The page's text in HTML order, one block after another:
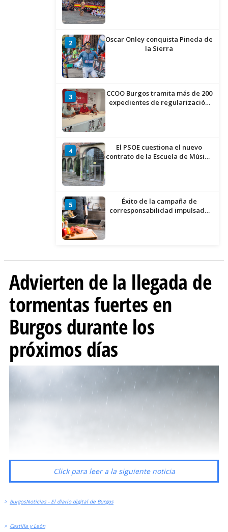
2
Oscar Onley conquista Pineda de
la Sierra
3
CCOO Burgos tramita más de 200
expedientes de regularización
4
El PSOE cuestiona el nuevo
contrato de la Escuela de Música
5
Éxito de la campaña de
corresponsabilidad impulsada
Advierten de la llegada de
tormentas fuertes en
Burgos durante los
próximos días
Click para leer a la siguiente noticia
> BurgosNoticias - El diario digital de Burgos
> Castilla y León